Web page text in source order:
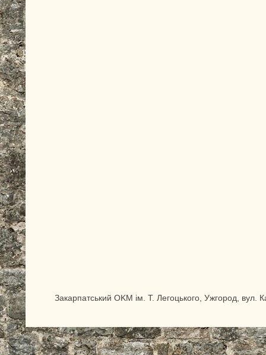
Закарпатський OKM ім. Т. Легоцького, Ужгород,